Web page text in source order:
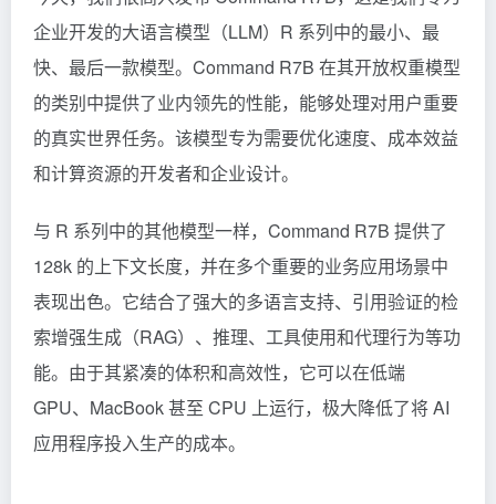
企业开发的大语言模型（LLM）R 系列中的最小、最
快、最后一款模型。Command R7B 在其开放权重模型
的类别中提供了业内领先的性能，能够处理对用户重要
的真实世界任务。该模型专为需要优化速度、成本效益
和计算资源的开发者和企业设计。
与 R 系列中的其他模型一样，Command R7B 提供了
128k 的上下文长度，并在多个重要的业务应用场景中
表现出色。它结合了强大的多语言支持、引用验证的检
索增强生成（RAG）、推理、工具使用和代理行为等功
能。由于其紧凑的体积和高效性，它可以在低端
GPU、MacBook 甚至 CPU 上运行，极大降低了将 AI
应用程序投入生产的成本。